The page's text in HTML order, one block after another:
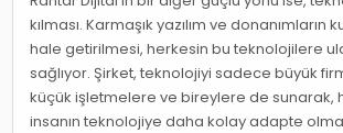
kılması. Karmaşık yazılım ve donanımların
hale getirilmesi, herkesin bu teknolojilere
sağlıyor. Şirket, teknolojiyi sadece büyük
küçük işletmelere ve bireylere de sunarak,
insanın teknolojiye daha kolay adapte